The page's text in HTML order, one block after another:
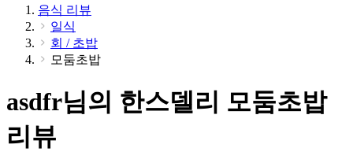
음식 리뷰
일식
회 / 초밥
모둠초밥
asdfr님의 한스델리 모둠초밥
리뷰